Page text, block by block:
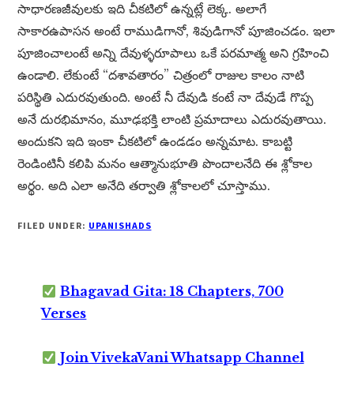
సాధారణజీవులకు ఇది చీకటిలో ఉన్నట్లే లెక్క. అలాగే
సాకారఉపాసన అంటే రాముడిగానో, శివుడిగానో పూజించడం. ఇలా
పూజించాలంటే అన్ని దేవుళ్ళరూపాలు ఒకే పరమాత్మ అని గ్రహించి
ఉండాలి. లేకుంటే “దశావతారం” చిత్రంలో రాజుల కాలం నాటి
పరిస్థితి ఎదురవుతుంది. అంటే నీ దేవుడి కంటే నా దేవుడే గొప్ప
అనే దురభిమానం, మూఢభక్తి లాంటి ప్రమాదాలు ఎదురవుతాయి.
అందుకని ఇది ఇంకా చీకటిలో ఉండడం అన్నమాట. కాబట్టి
రెండింటినీ కలిపి మనం ఆత్మానుభూతి పొందాలనేది ఈ శ్లోకాల
అర్థం. అది ఎలా అనేది తర్వాతి శ్లోకాలలో చూస్తాము.
FILED UNDER: UPANISHADS
Bhagavad Gita: 18 Chapters, 700
Verses
Join VivekaVani Whatsapp Channel